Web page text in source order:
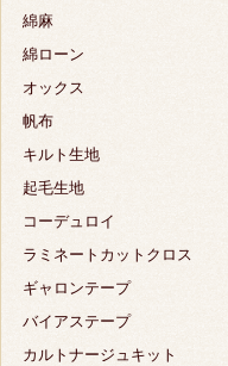
綿麻
綿ローン
オックス
帆布
キルト生地
起毛生地
コーデュロイ
ラミネートカットクロス
ギャロンテープ
バイアステープ
カルトナージュキット